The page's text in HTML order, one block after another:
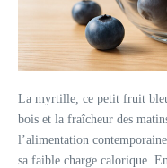
La myrtille, ce petit fruit
bois et la fraîcheur des
l’alimentation
sa faible charge calorique.